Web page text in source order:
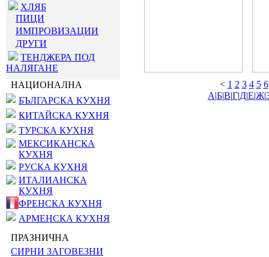
ХЛЯБ
ПИЦИ
ИМПРОВИЗАЦИИ
ДРУГИ
ТЕНДЖЕРА ПОД
НАЛЯГАНЕ
НАЦИОНАЛНА
БЪЛГАРСКА КУХНЯ
КИТАЙСКА КУХНЯ
ТУРСКА КУХНЯ
МЕКСИКАНСКА
КУХНЯ
РУСКА КУХНЯ
ИТАЛИАНСКА
КУХНЯ
ФРЕНСКА КУХНЯ
АРМЕНСКА КУХНЯ
ПРАЗНИЧНА
СИРНИ ЗАГОВЕЗНИ
< 1 2 3 4 5 6
А|Б|В|Г|Д|Е|Ж|